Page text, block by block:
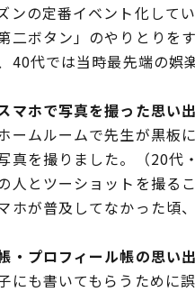
ンの定番イベント化して
二ボタン」のやりとりを
40代では当時最先端の娯
マホで写真を撮った思い出
ームルームで先生が黒板
真を撮りました。（20代
人とツーショットを撮る
ホが普及してなかった頃
・プロフィール帳の思い出
にも書いてもらうために